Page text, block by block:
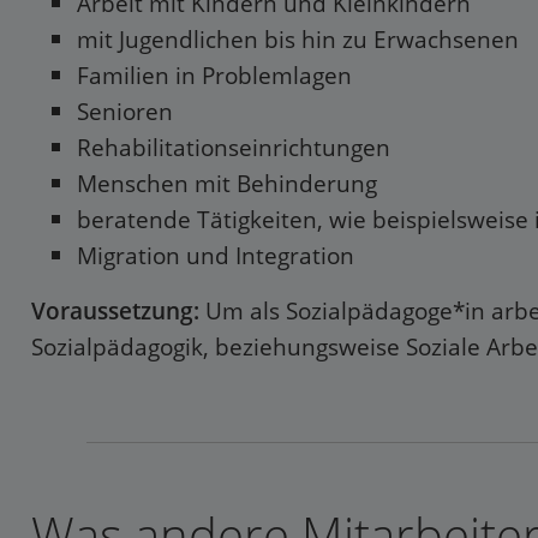
mit Jugendlichen bis hin zu Erwachsenen
Familien in Problemlagen
Senioren
Rehabilitationseinrichtungen
Menschen mit Behinderung
beratende Tätigkeiten, wie
Migration und Integration
Voraussetzung: Um als Sozialpädagoge*in
Sozialpädagogik, beziehungsweise Soziale